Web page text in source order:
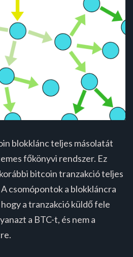
blokklánc teljes másolatát
főkönyvi rendszer. Ez
bitcoin tranzakció teljes
csomópontok a blokkláncra
a tranzakció küldő fele
a BTC-t, és nem a